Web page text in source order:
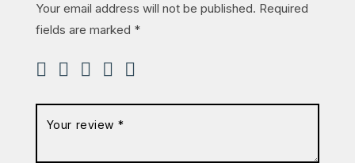
Your email address will not be published. Required
fields are marked *